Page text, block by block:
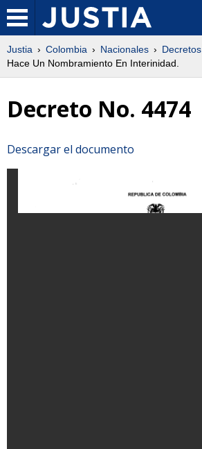
Justia Colombia Nacionales Decretos
Hace Un Nombramiento En Interinidad.
Decreto No. 4474
Descargar el documento